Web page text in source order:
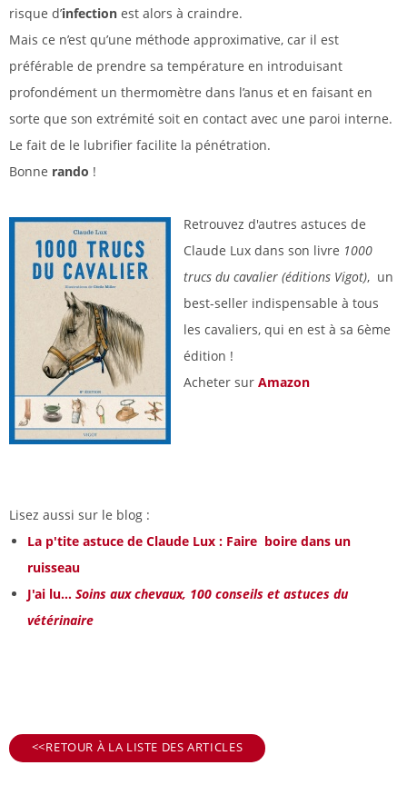
risque d’infection est alors à craindre.
Mais ce n’est qu’une méthode approximative, car il est
préférable de prendre sa température en introduisant
profondément un thermomètre dans l’anus et en faisant en
sorte que son extrémité soit en contact avec une paroi interne.
Le fait de le lubrifier facilite la pénétration.
Bonne rando !
Retrouvez d'autres astuces de
Claude Lux dans son livre 1000
trucs du cavalier (éditions Vigot), un
best-seller indispensable à tous
les cavaliers, qui en est à sa 6ème
édition !
Acheter sur Amazon
Lisez aussi sur le blog :
La p'tite astuce de Claude Lux : Faire boire dans un
ruisseau
J'ai lu... Soins aux chevaux, 100 conseils et astuces du
vétérinaire
RETOUR À LA LISTE DES ARTICLES